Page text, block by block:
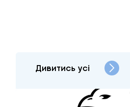
Дивитись усі